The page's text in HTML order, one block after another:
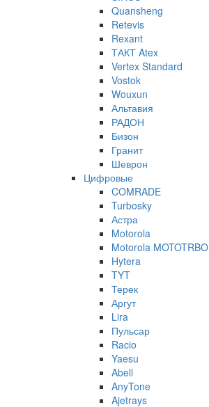
Quansheng
Retevis
Rexant
ТАКТ Atex
Vertex Standard
Vostok
Wouxun
Альтавия
РАДОН
Бизон
Гранит
Шеврон
Цифровые
COMRADE
Turbosky
Астра
Motorola
Motorola MOTOTRBO
Hytera
TYT
Терек
Аргут
Lira
Пульсар
Racio
Yaesu
Abell
AnyTone
Ajetrays